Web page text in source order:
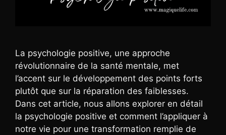
La psychologie positive, une approche
révolutionnaire de la santé mentale, met
l’accent sur le développement des points forts
plutôt que sur la réparation des faiblesses.
Dans cet article, nous allons explorer en détail
la psychologie positive et comment l’appliquer à
notre vie pour une transformation remplie de